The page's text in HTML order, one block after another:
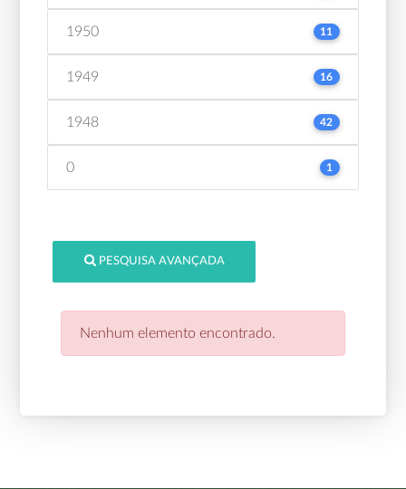
1950 11
1949 16
1948 42
0 1
PESQUISA AVANÇADA
Nenhum elemento encontrado.